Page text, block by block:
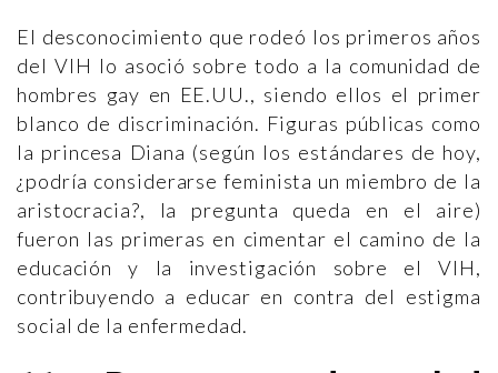
El desconocimiento que rodeó los primeros años
del VIH lo asoció sobre todo a la comunidad de
hombres gay en EE.UU., siendo ellos el primer
blanco de discriminación. Figuras públicas como
la princesa Diana (según los estándares de hoy,
¿podría considerarse feminista un miembro de la
aristocracia?, la pregunta queda en el aire)
fueron las primeras en cimentar el camino de la
educación y la investigación sobre el VIH,
contribuyendo a educar en contra del estigma
social de la enfermedad.